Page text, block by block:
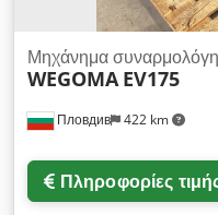
Пловдив 422 km
Μηχάνημα
WEGOMA EV175
Πληροφορίες